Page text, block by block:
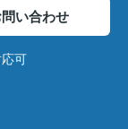
い合わせ
可